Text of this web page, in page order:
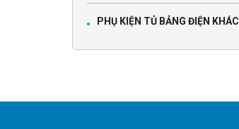
PHỤ KIỆN TỦ BẢNG ĐIỆN KHÁC